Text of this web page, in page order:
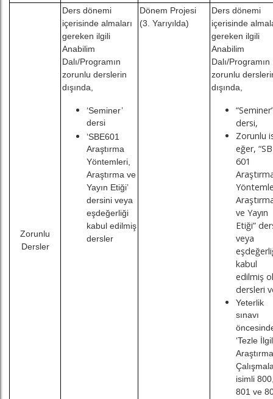
Zorunlu
Dersler
Ders dönemi
içerisinde almaları
gereken ilgili
Anabilim
Dalı/Programın
zorunlu derslerin
dışında,
‘Seminer’
dersi
‘SBE601
Araştırma
Yöntemleri,
Araştırma ve
Yayın Etiği’
dersini veya
eşdeğerliği
kabul edilmiş
dersler
Dönem Projesi
(3. Yarıyılda)
Ders dönemi
içerisinde
gereken ilgili
Anabilim
Dalı/Programın
zorunlu
dışında,
dersi,
Zorunlu
eğer,
601
ve Yayın
Etiği”
veya
kabul
edilmiş
dersleri
Yeterlik
sınavı
‘Tezle
Araştırma
isimli
801 ve